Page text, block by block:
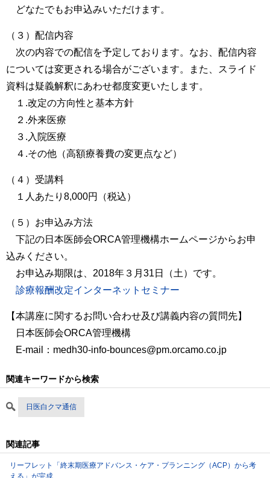
どなたでもお申込みいただけます。
（３）配信内容
次の内容での配信を予定しております。なお、配信内容
については変更される場合がございます。また、スライド
資料は疑義解釈にあわせ都度変更いたします。
１.改定の方向性と基本方針
２.外来医療
３.入院医療
４.その他（高額療養費の変更点など）
（４）受講料
１人あたり8,000円（税込）
（５）お申込み方法
下記の日本医師会ORCA管理機構ホームページからお申
込みください。
お申込み期限は、2018年３月31日（土）です。
診療報酬改定インターネットセミナー
【本講座に関するお問い合わせ及び講義内容の質問先】
日本医師会ORCA管理機構
E-mail：medh30-info-bounces@pm.orcamo.co.jp
関連キーワードから検索
日医白クマ通信
関連記事
リーフレット「終末期医療アドバンス・ケア・プランニング（ACP）から考
える」が完成